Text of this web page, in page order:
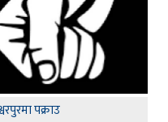
पक्राउ